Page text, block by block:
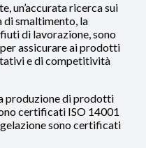
un’accurata ricerca sui
smaltimento, la
di lavorazione, sono
assicurare ai prodotti
e di competitività
produzione di prodotti
certificati ISO 14001
sono certificati